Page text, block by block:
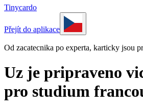
Tinycardo
Přejít do aplikace
Od zacatecnika po experta, karticky jsou
Uz je pripraveno
pro studium